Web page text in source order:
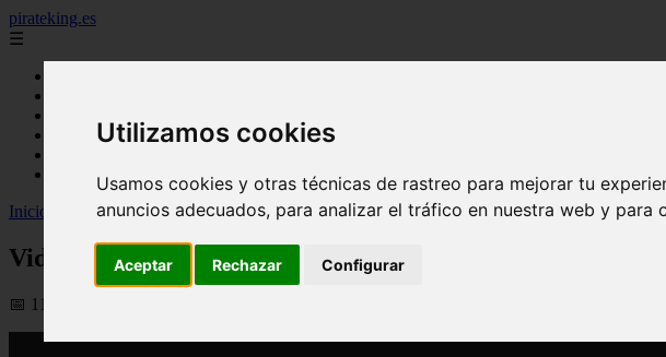
Utilizamos cookies
Usamos cookies y otras técnicas de rastreo para mejorar tu
anuncios adecuados, para analizar el tráfico en nuestra web y
Aceptar Rechazar Configurar
pirateking.es
☰
recomendaciones
Inicio
yt-pirateking >Video Taz Skylar: One Piece me lo ha dado todo pero no estaba
Video Taz Skylar: One Piece me lo ha dado todo pero no
📅 11/04/2026